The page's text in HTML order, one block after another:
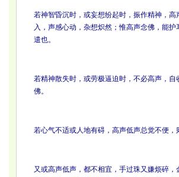
若神智昏沉时，或妄想纷起时，振作精神，
入，声感心动，杂想炽然；惟高声念佛，能
遣也。
若精神散失时，或劳极逼迫时，不必高声，
佛。
若心气不适或人地有碍，高声低声总觉不便
又或高声低声，都不相宜，手过珠又嫌烦碎